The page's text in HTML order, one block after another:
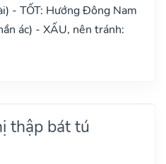
- TỐT: Hướng Đông Nam
ác) - XẤU, nên tránh:
thập bát tú